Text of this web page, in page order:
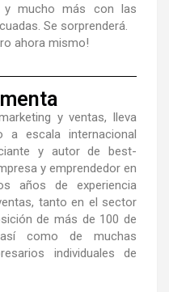
y mucho más con las
Se sorprenderá.
ahora mismo!
y ventas, lleva
a escala internacional
y autor de best-
y emprendedor en
años de experiencia
tanto en el sector
de más de 100 de
como de muchas
individuales de